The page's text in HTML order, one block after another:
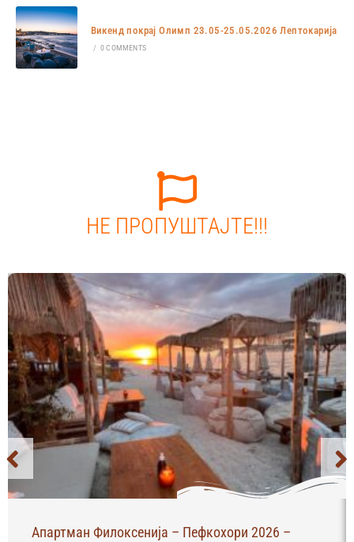
Викенд покрај Олимп 23.05-25.05.2026 Лептокарија
/ 0 COMMENTS
НЕ ПРОПУШТАЈТЕ!!!
Апартман Филоксенија – Пефкохори 2026 –